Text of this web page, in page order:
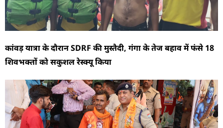
कांवड़ यात्रा के दौरान SDRF की मुस्तैदी, गंगा के तेज बहाव में फंसे 18
शिवभक्तों को सकुशल रेस्क्यू किया